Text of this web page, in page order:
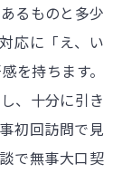
るものと多少
応に「え、い
を持ちます。
、十分に引き
初回訪問で見
で無事大口契